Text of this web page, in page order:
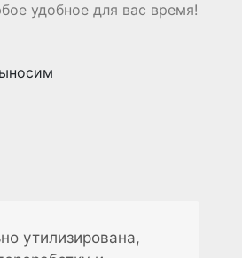
удобное для вас время!
утилизирована,